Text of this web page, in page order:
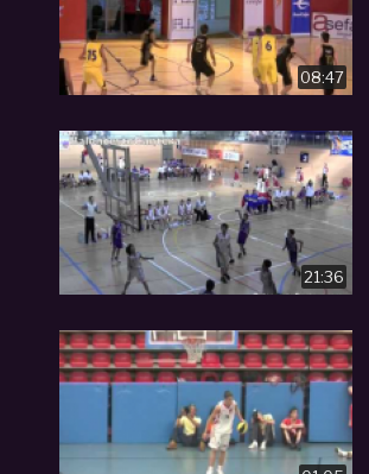
08:47
21:36